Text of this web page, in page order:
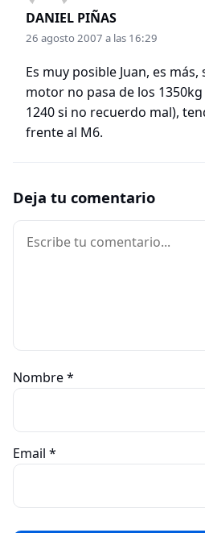
DANIEL PIÑAS
26 agosto 2007 a las 16:29
Es muy posible Juan, es
motor no pasa de los
1240 si no recuerdo mal),
frente al M6.
Deja tu comentario
Comentario
Nombre*
Email *